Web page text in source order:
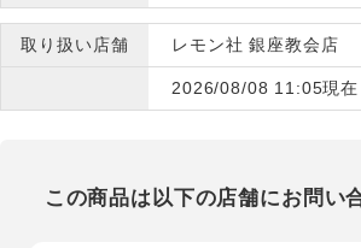
取り扱い店舗 レモン社 銀座教会店
2026/08/08 11:05現在
この商品は以下の店舗にお問い